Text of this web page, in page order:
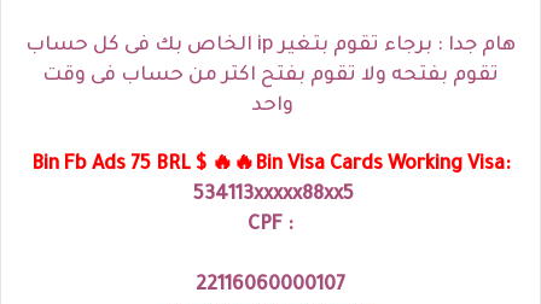
هام جدا : برجاء تقوم بتغير ip الخاص بك فى كل حساب
تقوم بفتحه ولا تقوم بفتح اكتر من حساب فى وقت
واحد
Bin Fb Ads 75 BRL $ 🔥🔥Bin Visa Cards Working Visa:
534113xxxxx88xx5
CPF :
22116060000107